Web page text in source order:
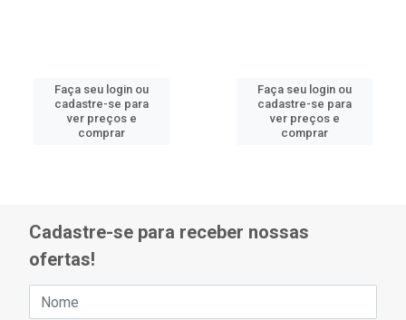
Faça seu login ou
cadastre-se para
ver preços e
comprar
Faça seu login ou
cadastre-se para
ver preços e
comprar
Cadastre-se para receber nossas
ofertas!